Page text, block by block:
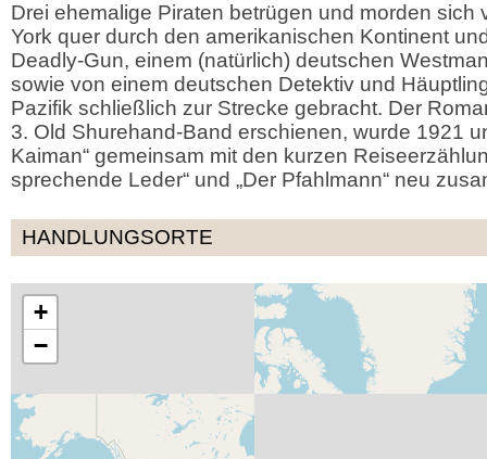
Drei ehemalige Piraten betrügen und morden sich
York quer durch den amerikanischen Kontinent
Deadly-Gun, einem (natürlich) deutschen
sowie von einem deutschen Detektiv und
Pazifik schließlich zur Strecke gebracht. Der
3. Old Shurehand-Band erschienen, wurde 1921
Kaiman“ gemeinsam mit den kurzen
sprechende Leder“ und „Der Pfahlmann“ neu
HANDLUNGSORTE
+
−